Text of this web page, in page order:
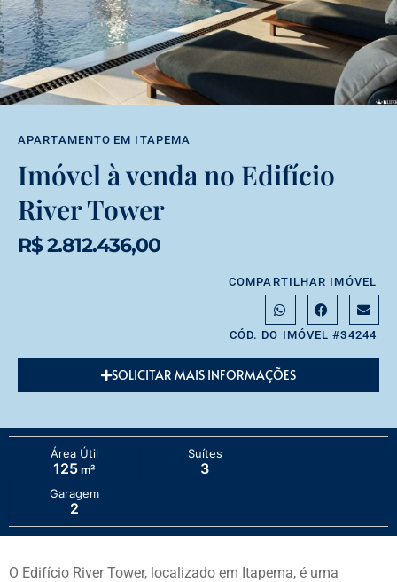
APARTAMENTO EM ITAPEMA
Imóvel à venda no Edifício
River Tower
R$ 2.812.436,00
COMPARTILHAR IMÓVEL
CÓD. DO IMÓVEL #34244
SOLICITAR MAIS INFORMAÇÕES
Área Útil
125 m²
Suítes
3
Garagem
2
O Edifício River Tower, localizado em Itapema, é uma